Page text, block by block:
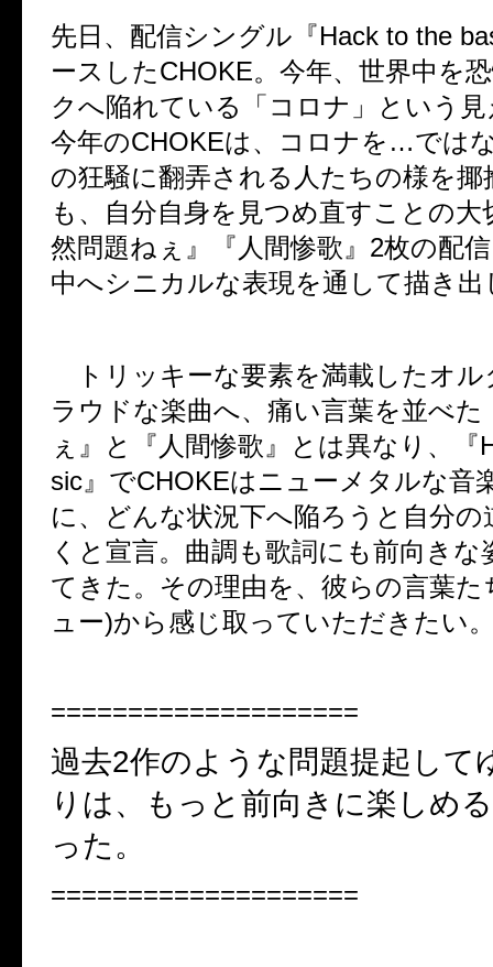
先日、配信シングル『Hack to the
ースしたCHOKE。今年、世界中を
クへ陥れている「コロナ」という
今年のCHOKEは、コロナを …では
の狂騒に翻弄される人たちの様を揶
も、自分自身を見つめ直すことの大
然問題ねぇ』『人間惨歌』 2枚の配
中へシニカルな表現を通して描き出
トリッキーな要素を満載したオル
ラウドな楽曲へ、痛い言葉を並べた
ぇ』と『人間惨歌』とは異なり、『
sic 』でCHOKEはニューメタルな音
に、どんな状況下へ陥ろうと自分
くと宣言。曲調も歌詞にも前向きな
てきた。その理由を、彼らの言葉た
ュー)から感じ取っていただきたい
====================
過去2作のような問題提起して
りは、もっと前向きに楽しめ
った。
====================